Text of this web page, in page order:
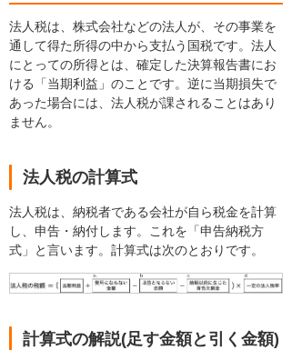
法人税は、株式会社などの法人が、その事業を
通して得た所得の中から支払う国税です。法人
にとっての所得とは、確定した決算報告書にお
ける「当期利益」のことです。逆に当期損失で
あった場合には、法人税が課されることはあり
ません。
法人税の計算式
法人税は、納税者である会社が自ら税金を計算
し、申告・納付します。これを「申告納税方
式」と言います。計算式は次のとおりです。
計算式の解説(足す金額と引く金額)